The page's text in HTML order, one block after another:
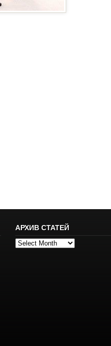
АРХИВ СТАТЕЙ
Архив